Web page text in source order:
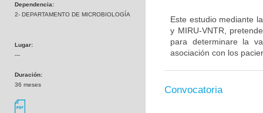
Dependencia:
2- DEPARTAMENTO DE MICROBIOLOGÍA
Lugar:
---
Duración:
36 meses
Este estudio mediante
y MIRU-VNTR,
para determinare la
asociación con los
Convocatoria